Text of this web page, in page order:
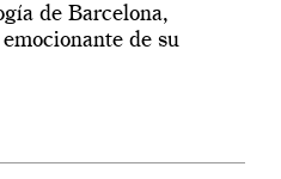
de Barcelona,
de su